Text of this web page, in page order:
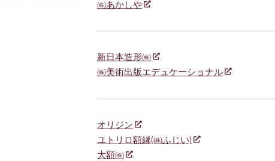
㈱あかしや
新日本造形㈱
㈱美術出版エデュケーショナル
オリジン
ユトリロ額縁(㈱ふじい)
大額㈱